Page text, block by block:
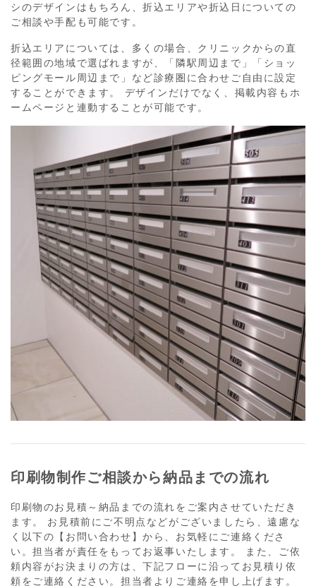
シのデザインはもちろん、折込エリアや折込日についての
ご相談や手配も可能です。
折込エリアについては、多くの場合、クリニックからの直
径範囲の地域で選ばれますが、「隣駅周辺まで」「ショッ
ピングモール周辺まで」など診療圏に合わせご自由に設定
することができます。 デザインだけでなく、掲載内容もホ
ームページと連動することが可能です。
印刷物制作ご相談から納品までの流れ
印刷物のお見積～納品までの流れをご案内させていただき
ます。 お見積前にご不明点などがございましたら、遠慮な
く以下の【お問い合わせ】から、お気軽にご連絡くださ
い。担当者が責任をもってお返事いたします。 また、ご依
頼内容がお決まりの方は、下記フローに沿ってお見積り依
頼をご連絡ください。担当者よりご連絡を申し上げます。